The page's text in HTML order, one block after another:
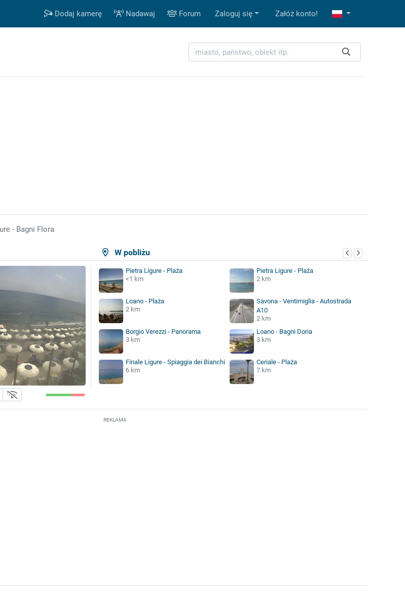
Dodaj kamerę Nadawaj Forum Zaloguj się Załóż konto!
- Bagni Flora
W pobliżu
Pietra Ligure - Plaża
<1 km
Pietra Ligure - Plaża
2 km
Loano - Plaża
2 km
Savona - Ventimiglia - Autostrada
A10
2 km
Borgio Verezzi - Panorama
3 km
Loano - Bagni Doria
3 km
Finale Ligure - Spiaggia dei Bianchi
6 km
Ceriale - Plaża
7 km
REKLAMA